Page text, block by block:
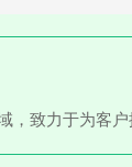
，致力于为客户